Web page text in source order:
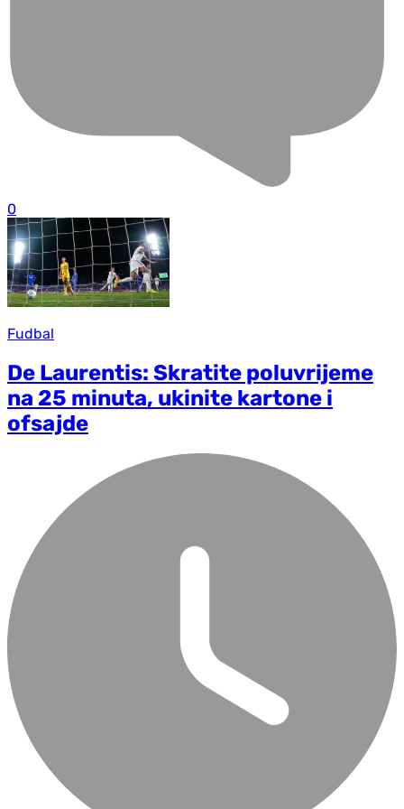
0
Fudbal
De Laurentis: Skratite poluvrijeme
na 25 minuta, ukinite kartone i
ofsajde